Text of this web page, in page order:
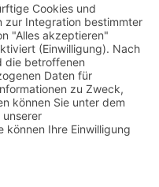
den reCaptcha v3-
um Ihre
Dieser Service kann
Bitte
zu, um fortzufahren.